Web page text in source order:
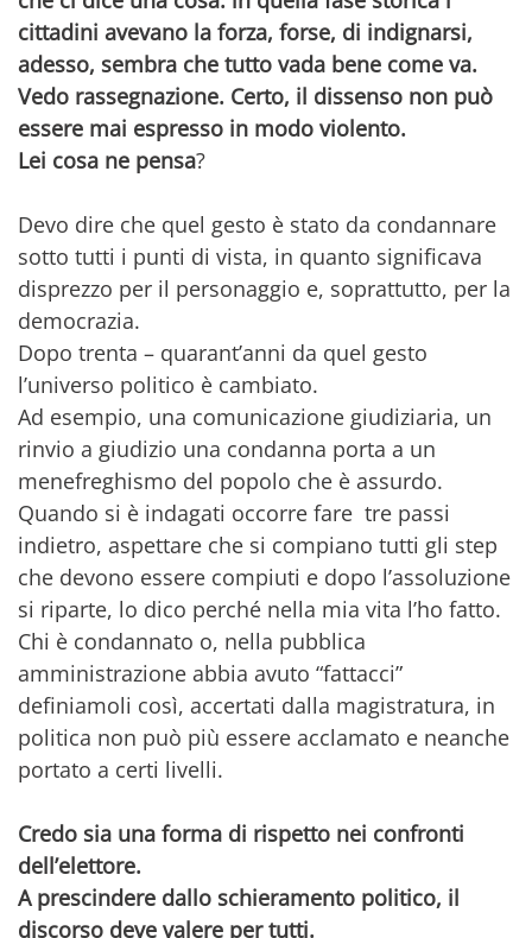
cittadini avevano la forza, forse, di indignarsi,
adesso, sembra che tutto vada bene come va.
Vedo rassegnazione. Certo, il dissenso non può
essere mai espresso in modo violento.
Lei cosa ne pensa?
Devo dire che quel gesto è stato da condannare
sotto tutti i punti di vista, in quanto significava
disprezzo per il personaggio e, soprattutto, per la
democrazia.
Dopo trenta – quarant’anni da quel gesto
l’universo politico è cambiato.
Ad esempio, una comunicazione giudiziaria, un
rinvio a giudizio una condanna porta a un
menefreghismo del popolo che è assurdo.
Quando si è indagati occorre fare tre passi
indietro, aspettare che si compiano tutti gli step
che devono essere compiuti e dopo l’assoluzione
si riparte, lo dico perché nella mia vita l’ho fatto.
Chi è condannato o, nella pubblica
amministrazione abbia avuto “fattacci”
definiamoli così, accertati dalla magistratura, in
politica non può più essere acclamato e neanche
portato a certi livelli.
Credo sia una forma di rispetto nei confronti
dell’elettore.
A prescindere dallo schieramento politico, il
discorso deve valere per tutti.